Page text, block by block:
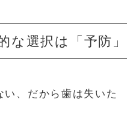
な選択は「予防」
い、だから歯は失いた